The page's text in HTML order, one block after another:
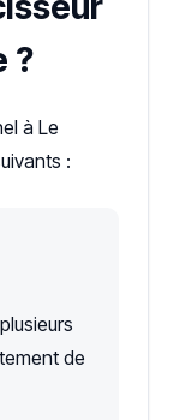
?
à Le
:
de